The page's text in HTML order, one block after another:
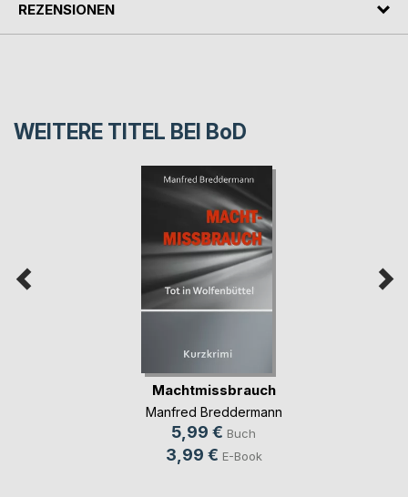
REZENSIONEN
WEITERE TITEL BEI BoD
Machtmissbrauch
Manfred Breddermann
5,99 € Buch
3,99 € E-Book